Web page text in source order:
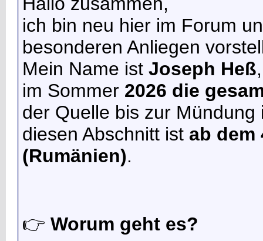
ich bin neu hier im Forum
besonderen Anliegen
Mein Name ist Joseph Heß
im Sommer 2026 die
der Quelle bis zur
diesen Abschnitt ist ab dem
(Rumänien).
👉 Worum geht es?